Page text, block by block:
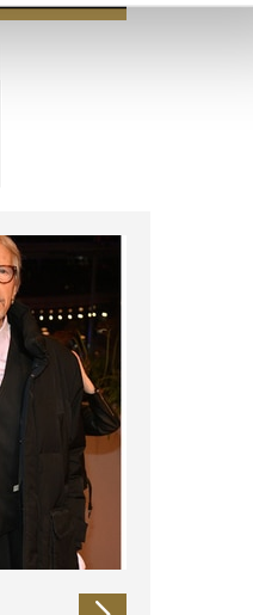
Medien anbieten zu
führen diese
sie im Rahmen Ihrer